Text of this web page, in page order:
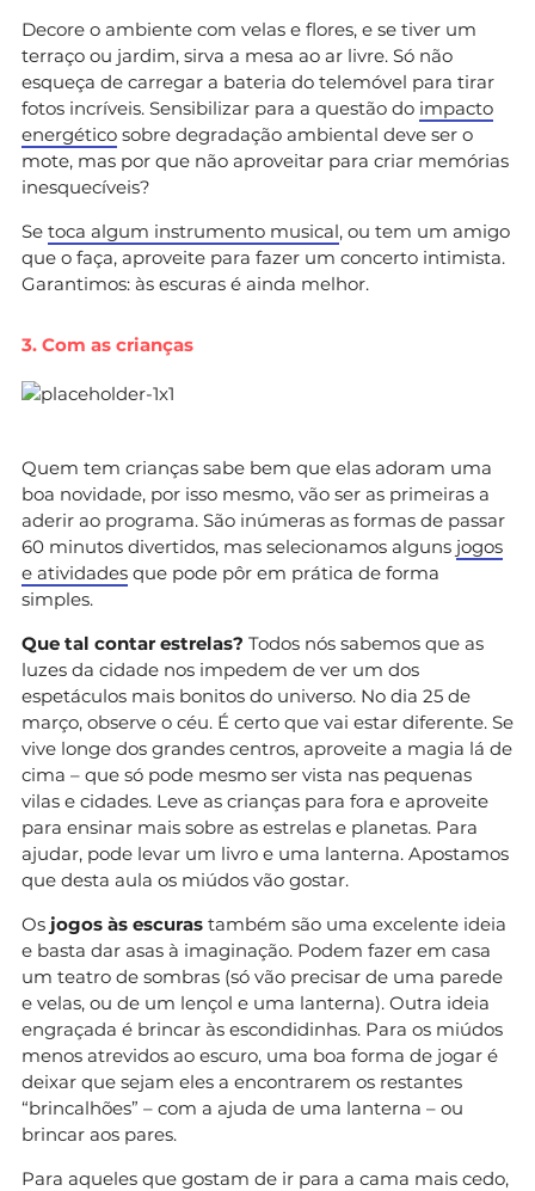
Decore o ambiente com velas e flores, e se tiver um
terraço ou jardim, sirva a mesa ao ar livre. Só não
esqueça de carregar a bateria do telemóvel para tirar
fotos incríveis. Sensibilizar para a questão do impacto
energético sobre degradação ambiental deve ser o
mote, mas por que não aproveitar para criar memórias
inesquecíveis?
Se toca algum instrumento musical, ou tem um amigo
que o faça, aproveite para fazer um concerto intimista.
Garantimos: às escuras é ainda melhor.
3. Com as crianças
Quem tem crianças sabe bem que elas adoram uma
boa novidade, por isso mesmo, vão ser as primeiras a
aderir ao programa. São inúmeras as formas de passar
60 minutos divertidos, mas selecionamos alguns jogos
e atividades que pode pôr em prática de forma
simples.
Que tal contar estrelas? Todos nós sabemos que as
luzes da cidade nos impedem de ver um dos
espetáculos mais bonitos do universo. No dia 25 de
março, observe o céu. É certo que vai estar diferente. Se
vive longe dos grandes centros, aproveite a magia lá de
cima – que só pode mesmo ser vista nas pequenas
vilas e cidades. Leve as crianças para fora e aproveite
para ensinar mais sobre as estrelas e planetas. Para
ajudar, pode levar um livro e uma lanterna. Apostamos
que desta aula os miúdos vão gostar.
Os jogos às escuras também são uma excelente ideia
e basta dar asas à imaginação. Podem fazer em casa
um teatro de sombras (só vão precisar de uma parede
e velas, ou de um lençol e uma lanterna). Outra ideia
engraçada é brincar às escondidinhas. Para os miúdos
menos atrevidos ao escuro, uma boa forma de jogar é
deixar que sejam eles a encontrarem os restantes
“brincalhões” – com a ajuda de uma lanterna – ou
brincar aos pares.
Para aqueles que gostam de ir para a cama mais cedo,